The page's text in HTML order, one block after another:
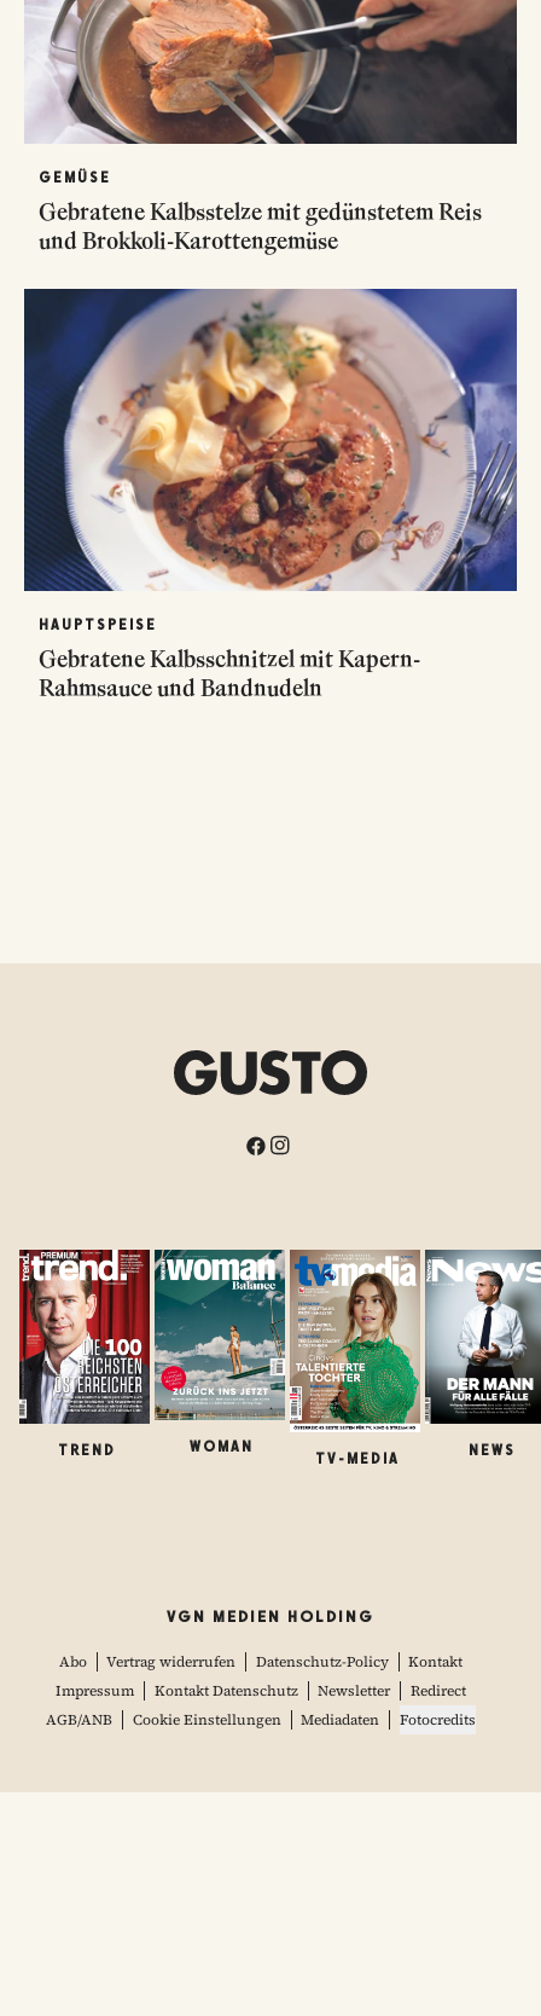
GEMÜSE
Gebratene Kalbsstelze mit gedünstetem Reis
und Brokkoli-Karottengemüse
HAUPTSPEISE
Gebratene Kalbsschnitzel mit Kapern-
Rahmsauce und Bandnudeln
TREND WOMAN
TV-MEDIA
NEWS
VGN MEDIEN HOLDING
Abo Vertrag widerrufen Datenschutz-Policy
Kontakt
Impressum
Kontakt Datenschutz Newsletter
Redirect
AGB/ANB
Cookie Einstellungen Mediadaten Fotocredits